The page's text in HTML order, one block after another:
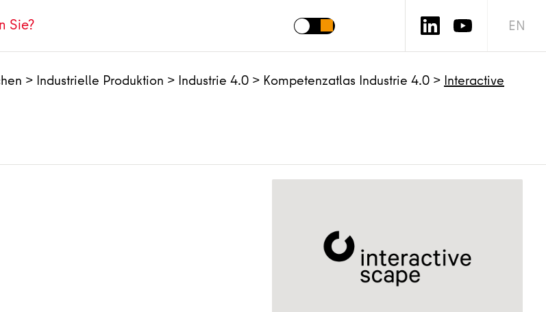
EN
> Industrielle Produktion > Industrie 4.0 > Kompetenzatlas Industrie 4.0 > Interactive